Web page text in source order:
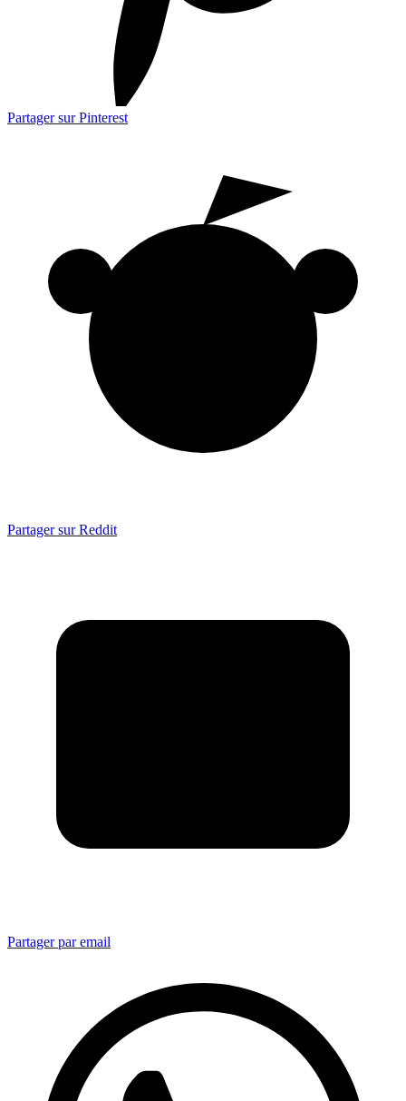
Partager sur Pinterest
Partager sur Reddit
Partager par email